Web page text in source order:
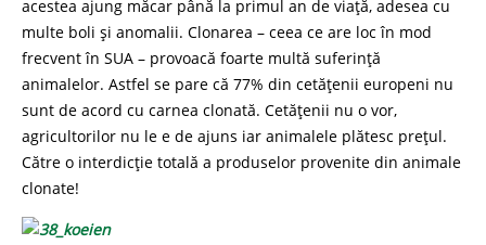
acestea ajung măcar până la primul an de viață, adesea cu
multe boli și anomalii. Clonarea – ceea ce are loc în mod
frecvent în SUA – provoacă foarte multă suferință
animalelor. Astfel se pare că 77% din cetățenii europeni nu
sunt de acord cu carnea clonată. Cetățenii nu o vor,
agricultorilor nu le e de ajuns iar animalele plătesc prețul.
Către o interdicție totală a produselor provenite din animale
clonate!